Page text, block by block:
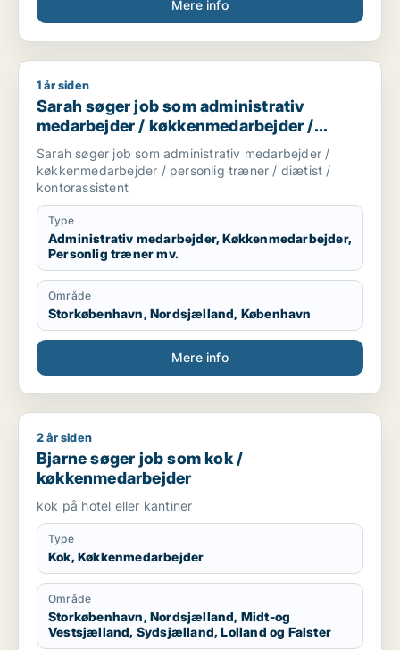
Mere info
Sarah søger job som administrativ medarbejder /
1 år siden
Sarah søger job som administrativ
medarbejder / køkkenmedarbejder /
personlig træner / diætist /
kontorassistent
Sarah søger job som administrativ medarbejder /
køkkenmedarbejder / personlig træner / diætist /
kontorassistent
Type
Administrativ medarbejder, Køkkenmedarbejder,
Personlig træner mv.
Område
Storkøbenhavn, Nordsjælland, København
Mere info
Bjarne søger job som kok / køkkenmedarbejder
2 år siden
Bjarne søger job som kok /
køkkenmedarbejder
kok på hotel eller kantiner
Type
Kok, Køkkenmedarbejder
Område
Storkøbenhavn, Nordsjælland, Midt-og
Vestsjælland, Sydsjælland, Lolland og Falster